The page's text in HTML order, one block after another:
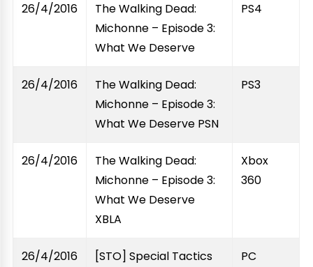
26/4/2016
The Walking Dead:
Michonne – Episode 3:
What We Deserve
PS4
26/4/2016
The Walking Dead:
Michonne – Episode 3:
What We Deserve PSN
PS3
26/4/2016
The Walking Dead:
Michonne – Episode 3:
What We Deserve
XBLA
Xbox
360
26/4/2016
[STO] Special Tactics
PC